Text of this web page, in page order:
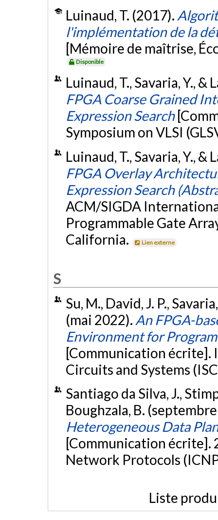
Luinaud, T. (2017).
l'implémentation de la
[Mémoire de maîtrise,
Disponible
Luinaud, T., Savaria, Y., &
FPGA Coarse Grained
Expression Search
Symposium on VLSI
Luinaud, T., Savaria, Y.,
FPGA Overlay
Expression Search
ACM/SIGDA
Programmable Gate
California.
Lien externe
S
Su, M., David, J. P.,
(mai 2022). An FPGA-
Environment for
[Communication écrite].
Circuits and Systems
Santiago da Silva, J.,
Boughzala, B.
Heterogeneous Data
[Communication
Network Protocols
Liste